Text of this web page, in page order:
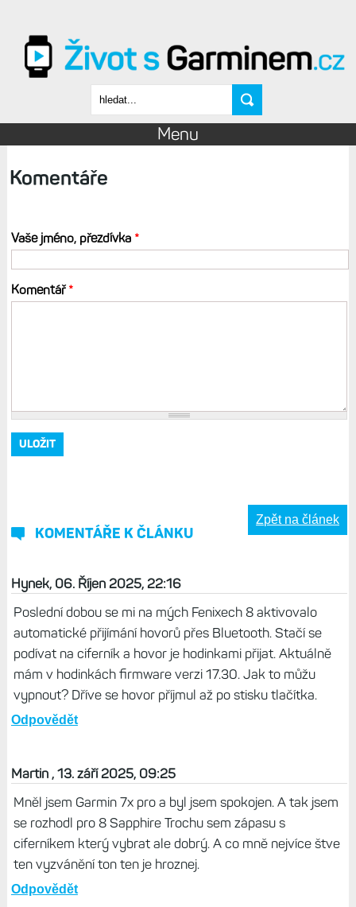
Vyhledávání
Menu
Komentáře
Vaše jméno, přezdívka *
Komentář*
KOMENTÁŘE K ČLÁNKU
Zpět na článek
Hynek, 06. Říjen 2025, 22:16
Poslední dobou se mi na mých Fenixech 8 aktivovalo
automatické přijímání hovorů přes Bluetooth. Stačí se
podívat na ciferník a hovor je hodinkami přijat. Aktuálně
mám v hodinkách firmware verzi 17.30. Jak to můžu
vypnout? Dříve se hovor příjmul až po stisku tlačítka.
Odpovědět
Martin , 13. září 2025, 09:25
Mněl jsem Garmin 7x pro a byl jsem spokojen. A tak jsem
se rozhodl pro 8 Sapphire Trochu sem zápasu s
ciferníkem který vybrat ale dobrý. A co mně nejvíce štve
ten vyzvánění ton ten je hroznej.
Odpovědět